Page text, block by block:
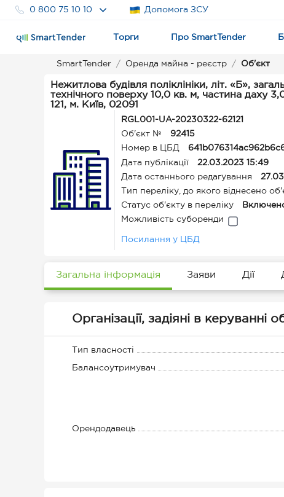
0 800 75 10 10 Допомога ЗСУ
Торги Про SmartTender
SmartTender Оренда майна - реєстр Об'єкт
Нежитлова будівля поліклініки, літ. «Б»,
технічного поверху 10,0 кв. м, частина даху
121, м. Київ, 02091
RGL001-UA-20230322-62121
Об'єкт №
92415
Номер в ЦБД
Дата публікації
22.03.2023 15:49
Дата останнього редагування
Тип переліку, до якого віднесено
Статус об'єкту в переліку
Можливість суборенди
Посилання у ЦБД
Загальна інформація Заяви Дії
Організації, задіяні в керуванні
Тип власності
Балансоутримувач
Орендодавець